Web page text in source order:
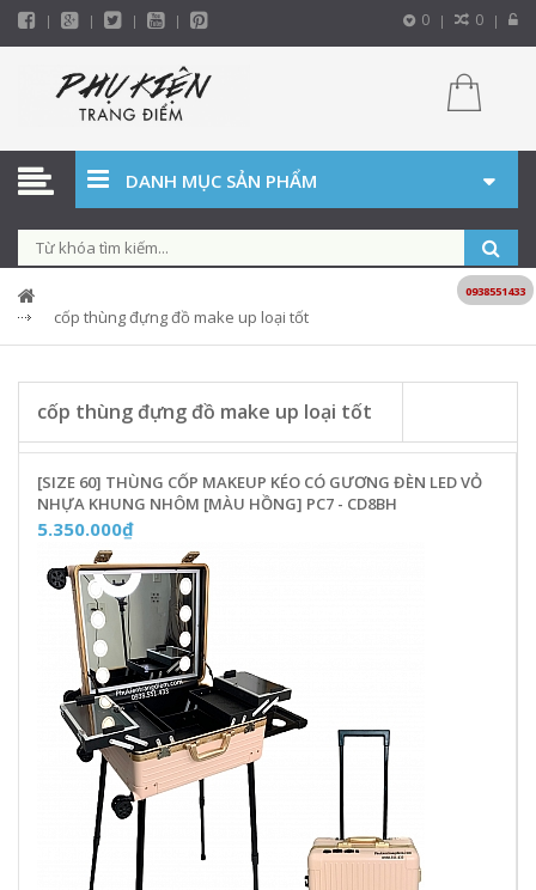
0 0
DANH MỤC SẢN PHẨM
cốp thùng đựng đồ make up loại tốt
cốp thùng đựng đồ make up loại tốt
[SIZE 60] THÙNG CỐP MAKEUP KÉO CÓ GƯƠNG ĐÈN LED VỎ
NHỰA KHUNG NHÔM [MÀU HỒNG] PC7 - CD8BH
5.350.000₫
0938551433